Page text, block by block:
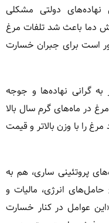
نهاده‌های دولتی مشکلی
دما باعث شد تلفات مرغ
است برای جبران خسارت
به گرانی نهاده‌ها و جوجه
در ماه‌های گرم سال بالا
را با وزن بالاتر و قیمت
پروتئینی ساری، هم به
انرژی، مالیات و
عوامل در کنار خسارت